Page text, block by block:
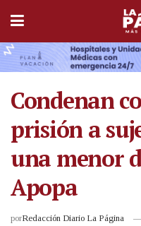
Condenan
prisión a
una menor
Apopa
porRedacción Diario La Página